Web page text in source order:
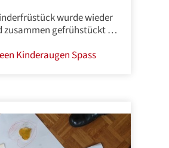
wurde wieder
zusammen gefrühstückt …
Kinderaugen Spass